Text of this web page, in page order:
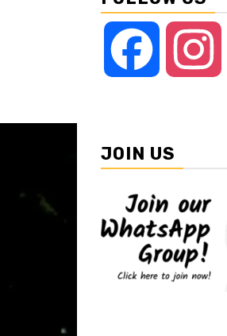
Facebook
JOIN US